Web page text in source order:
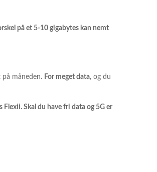
på et 5-10 gigabytes kan nemt
måneden. For meget data, og du
Skal du have fri data og 5G er